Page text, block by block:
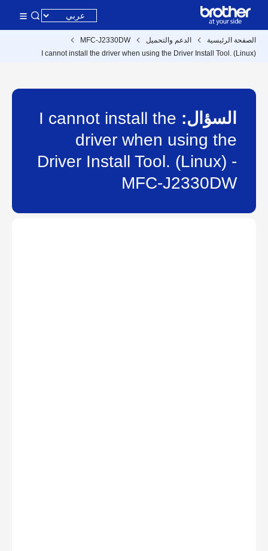
الصفحة الرئيسية الدعم والتحميل
MFC-J2330DW
I cannot install the driver when using the Driver Install Tool. (Linux)
السؤال:
I cannot install the
driver when using the
Driver Install Tool. (Linux) -
MFC-J2330DW